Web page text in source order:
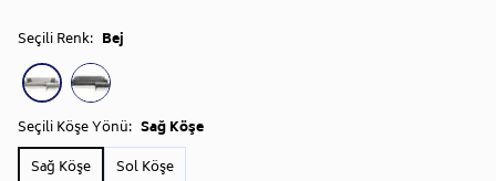
iptal ve iade hakkı yoktur.
• Bu talebinizi siparişinizden sonra müşteri
hizmetlerimiz (
iletebilirsiniz.
Sorularınız içinSıkça Sorulan Sorular
ziyaret ediniz.
Seçili Renk: Bej
Seçili Köşe Yönü: Sağ Köşe
Sağ Köşe
Sol Köşe